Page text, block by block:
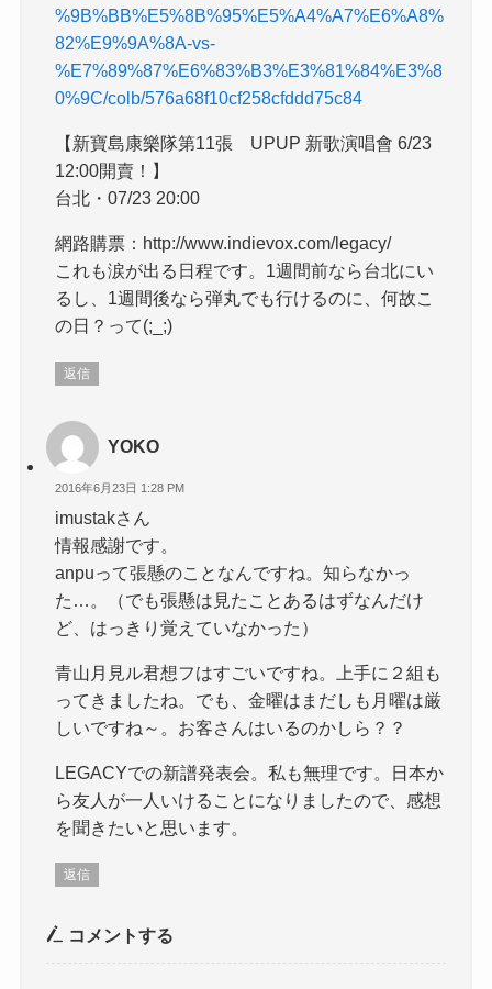
%9B%BB%E5%8B%95%E5%A4%A7%E6%A8%
82%E9%9A%8A-vs-
%E7%89%87%E6%83%B3%E3%81%84%E3%8
0%9C/colb/576a68f10cf258cfddd75c84
【新寶島康樂隊第11張 UPUP 新歌演唱會 6/23
12:00開賣！】
台北・07/23 20:00
網路購票：http://www.indievox.com/legacy/
これも涙が出る日程です。1週間前なら台北にい
るし、1週間後なら弾丸でも行けるのに、何故こ
の日？って(;_;)
返信
YOKO
2016年6月23日 1:28 PM
imustakさん
情報感謝です。
anpuって張懸のことなんですね。知らなかっ
た…。（でも張懸は見たことあるはずなんだけ
ど、はっきり覚えていなかった）
青山月見ル君想フはすごいですね。上手に２組も
ってきましたね。でも、金曜はまだしも月曜は厳
しいですね～。お客さんはいるのかしら？？
LEGACYでの新譜発表会。私も無理です。日本か
ら友人が一人いけることになりましたので、感想
を聞きたいと思います。
返信
コメントする